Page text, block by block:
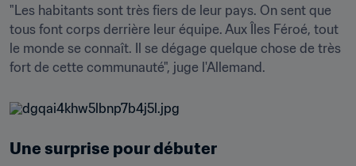
"Les habitants sont très fiers de leur pays. On sent que
tous font corps derrière leur équipe. Aux Îles Féroé, tout
le monde se connaît. Il se dégage quelque chose de très
fort de cette communauté", juge l'Allemand.
Une surprise pour débuter